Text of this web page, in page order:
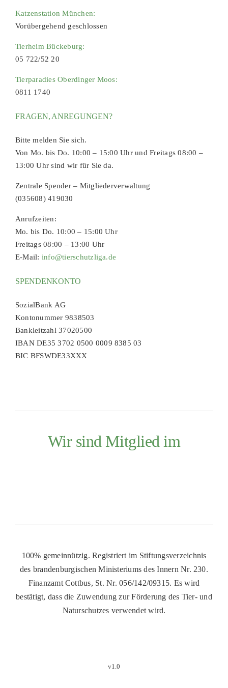
Katzenstation München:
Vorübergehend geschlossen
Tierheim Bückeburg:
05 722/52 20
Tierparadies Oberdinger Moos:
0811 1740
FRAGEN, ANREGUNGEN?
Bitte melden Sie sich.
Von Mo. bis Do. 10:00 – 15:00 Uhr und Freitags 08:00 –
13:00 Uhr sind wir für Sie da.
Zentrale Spender – Mitgliederverwaltung
(035608) 419030
Anrufzeiten:
Mo. bis Do. 10:00 – 15:00 Uhr
Freitags 08:00 – 13:00 Uhr
E-Mail: info@tierschutzliga.de
SPENDENKONTO
SozialBank AG
Kontonummer 9838503
Bankleitzahl 37020500
IBAN DE35 3702 0500 0009 8385 03
BIC BFSWDE33XXX
Wir sind Mitglied im
100% gemeinnützig. Registriert im Stiftungsverzeichnis
des brandenburgischen Ministeriums des Innern Nr. 230.
Finanzamt Cottbus, St. Nr. 056/142/09315. Es wird
bestätigt, dass die Zuwendung zur Förderung des Tier- und
Naturschutzes verwendet wird.
v1.0